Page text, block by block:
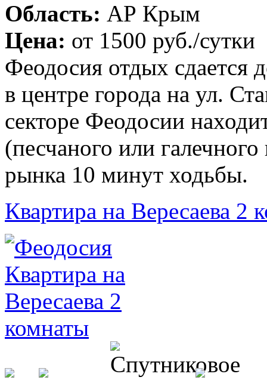
Область: АР Крым
Цена: от 1500 руб./сутки
Феодосия отдых сдается
в центре города на ул.
секторе Феодосии
(песчаного или
рынка 10 минут ходьбы.
Квартира на Вересаева 2